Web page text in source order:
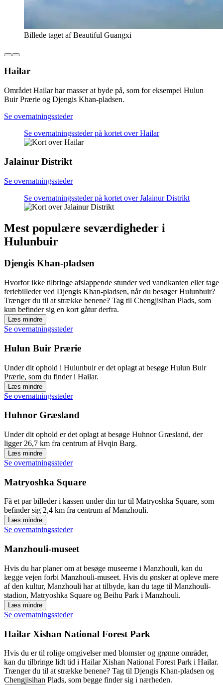
Billede taget af Beautiful Guangxi
Hailar
Området Hailar har masser at byde på, som for eksempel Hulun
Buir Prærie og Djengis Khan-pladsen.
Se overnatningssteder
Se overnatningssteder på kortet over Hailar
Jalainur Distrikt
Se overnatningssteder
Se overnatningssteder på kortet over Jalainur Distrikt
Mest populære seværdigheder i
Hulunbuir
Djengis Khan-pladsen
Hvorfor ikke tilbringe afslappende stunder ved vandkanten eller tage
feriebilleder ved Djengis Khan-pladsen, når du besøger Hulunbuir?
Trænger du til at strække benene? Tag til Chengjisihan Plads, som
kun befinder sig en kort gåtur derfra.
Læs mindre
Se overnatningssteder
Hulun Buir Prærie
Under dit ophold i Hulunbuir er det oplagt at besøge Hulun Buir
Prærie, som du finder i Hailar.
Læs mindre
Se overnatningssteder
Huhnor Græsland
Under dit ophold er det oplagt at besøge Huhnor Græsland, der
ligger 26,7 km fra centrum af Hvqin Barg.
Læs mindre
Se overnatningssteder
Matryoshka Square
Få et par billeder i kassen under din tur til Matryoshka Square, som
befinder sig 2,4 km fra centrum af Manzhouli.
Læs mindre
Se overnatningssteder
Manzhouli-museet
Hvis du har planer om at besøge museerne i Manzhouli, kan du
lægge vejen forbi Manzhouli-museet. Hvis du ønsker at opleve mere
af den kultur, Manzhouli har at tilbyde, kan du tage til Manzhouli-
stadion, Matryoshka Square og Beihu Park i Manzhouli.
Læs mindre
Se overnatningssteder
Hailar Xishan National Forest Park
Hvis du er til rolige omgivelser med blomster og grønne områder,
kan du tilbringe lidt tid i Hailar Xishan National Forest Park i Hailar.
Trænger du til at strække benene? Tag til Djengis Khan-pladsen og
Chengjisihan Plads, som begge finder sig i nærheden.